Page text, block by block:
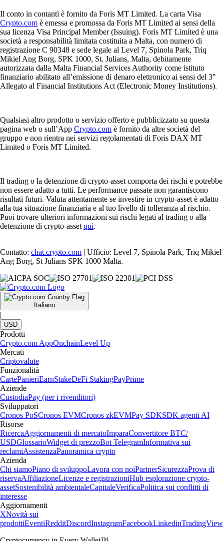
Il conto in contanti è fornito da Foris MT Limited. La carta Visa
Crypto.com è emessa e promossa da Foris MT Limited ai sensi della
sua licenza Visa Principal Member (Issuing). Foris MT Limited è una
società a responsabilità limitata costituita a Malta, con numero di
registrazione C 90348 e sede legale al Level 7, Spinola Park, Triq
Mikiel Ang Borg, SPK 1000, St. Julians, Malta, debitamente
autorizzata dalla Malta Financial Services Authority come istituto
finanziario abilitato all’emissione di denaro elettronico ai sensi del 3°
Allegato al Financial Institutions Act (Electronic Money Institutions).
Qualsiasi altro prodotto o servizio offerto e pubblicizzato su questa
pagina web o sull’App Crypto.com è fornito da altre società del
gruppo e non rientra nei servizi regolamentati di Foris DAX MT
Limited o Foris MT Limited.
Il trading o la detenzione di crypto-asset comporta dei rischi e potrebbe
non essere adatto a tutti. Le performance passate non garantiscono
risultati futuri. Valuta attentamente se investire in crypto-asset è adatto
alla tua situazione finanziaria e al tuo livello di tolleranza al rischio.
Puoi trovare ulteriori informazioni sui rischi legati al trading o alla
detenzione di crypto-asset qui.
Contatto: chat.crypto.com | Ufficio: Level 7, Spinola Park, Triq Mikiel
Ang Borg, St Julians SPK 1000 Malta.
Italiano
|
USD
Prodotti
Crypto.com AppOnchainLevel Up
Mercati
Criptovalute
Funzionalità
CartePanieriEarnStakeDeFi StakingPayPrime
Aziende
CustodiaPay (per i rivenditori)
Sviluppatori
Cronos PoSCronos EVMCronos zkEVMPay SDKSDK agenti AI
Risorse
RicercaAggiornamenti di mercatoImparaConvertitore BTC/
USDGlossarioWidget di prezzoBot TelegramInformativa sui
reclamiAssistenzaPanoramica crypto
Azienda
Chi siamoPiano di sviluppoLavora con noiPartnerSicurezzaProva di
riservaAffiliazioneLicenze e registrazioniHub esplorazione crypto-
assetSostenibilità ambientaleCapitaleVerificaPolitica sui conflitti di
interesse
Aggiornamenti
XNovità sui
prodottiEventiRedditDiscordInstagramFacebookLinkedinTradingView